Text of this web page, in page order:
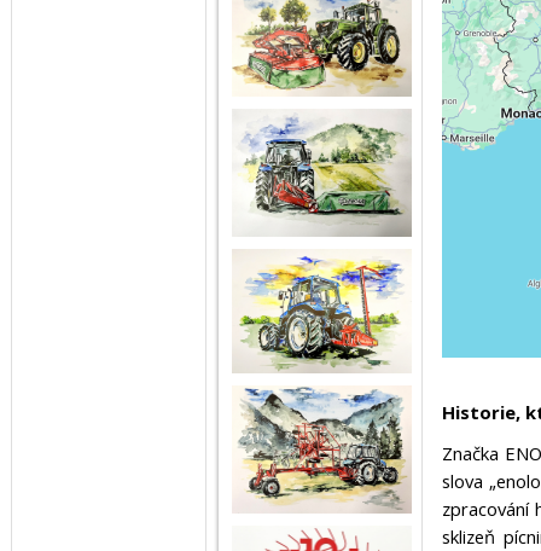
Historie,
Značka
slova
zpracování
sklizeň